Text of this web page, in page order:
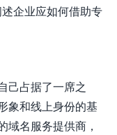
企业应如何借助专
己占据了一席之
象和线上身份的基
域名服务提供商，